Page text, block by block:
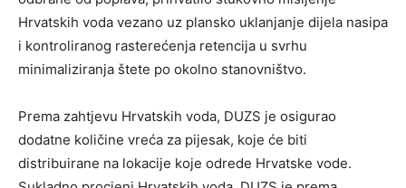
Hrvatskih voda vezano uz plansko uklanjanje dijela nasipa
i kontroliranog rasterećenja retencija u svrhu
minimaliziranja štete po okolno stanovništvo.
Prema zahtjevu Hrvatskih voda, DUZS je osigurao
dodatne količine vreća za pijesak, koje će biti
distribuirane na lokacije koje odrede Hrvatske vode.